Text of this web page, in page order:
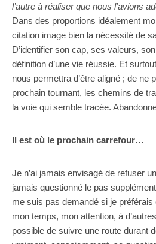
l’autre à réaliser que nous l’avions
Dans des proportions idéalement
citation image bien la nécessité de
D’identifier son cap, ses valeurs,
définition d’une vie réussie. Et
nous permettra d’être aligné ; de ne
prochain tournant, les chemins de
la voie qui semble tracée.
Il est où le prochain carrefour…
Je n’ai jamais envisagé de refuser
jamais questionné le pas
me suis pas demandé si je
mon temps, mon attention, à
possible de suivre une route durant